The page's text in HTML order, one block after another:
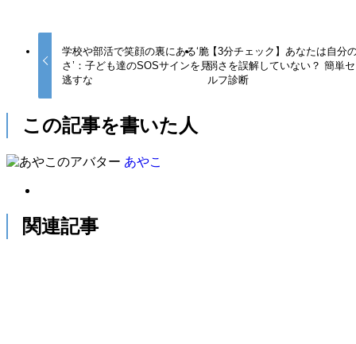
学校や部活で笑顔の裏にある‘脆
さ’：子ども達のSOSサインを見
逃すな
【3分チェック】あなたは自分
弱さを誤解していない？ 簡単セ
ルフ診断
この記事を書いた人
あやこ
関連記事